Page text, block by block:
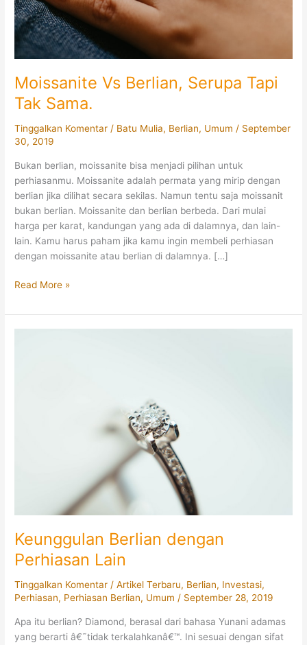
Moissanite Vs Berlian, Serupa Tapi
Tak Sama.
Tinggalkan Komentar / Batu Mulia, Berlian, Umum / September
30, 2019
Bukan berlian, moissanite bisa menjadi pilihan untuk
perhiasanmu. Moissanite adalah permata yang mirip dengan
berlian jika dilihat secara sekilas. Namun tentu saja moissanit
bukan berlian. Moissanite dan berlian berbeda. Dari mulai
harga per karat, kandungan yang ada di dalamnya, dan lain-
lain. Kamu harus paham jika kamu ingin membeli perhiasan
dengan moissanite atau berlian di dalamnya. […]
Moissanite
Berlian,
Serupa
Read More »
Keunggulan Berlian dengan
Perhiasan Lain
Tinggalkan Komentar /Artikel Terbaru, Berlian, Investasi,
Perhiasan, Perhiasan Berlian, Umum / September 28, 2019
Apa itu berlian? Diamond, berasal dari bahasa Yunani adamas
yang berarti â€˜tidak terkalahkanâ€™. Ini sesuai dengan sifat